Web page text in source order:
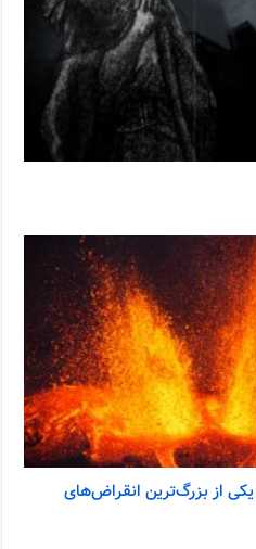
یکی از بزرگ‌ترین انقراض‌های